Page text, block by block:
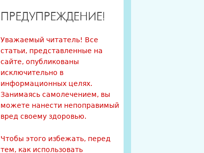
ПРЕДУПРЕЖДЕНИЕ!
Уважаемый читатель! Все
статьи, представленные на
сайте, опубликованы
исключительно в
информационных целях.
Занимаясь самолечением, вы
можете нанести непоправимый
вред своему здоровью.
Чтобы этого избежать, перед
тем, как использовать